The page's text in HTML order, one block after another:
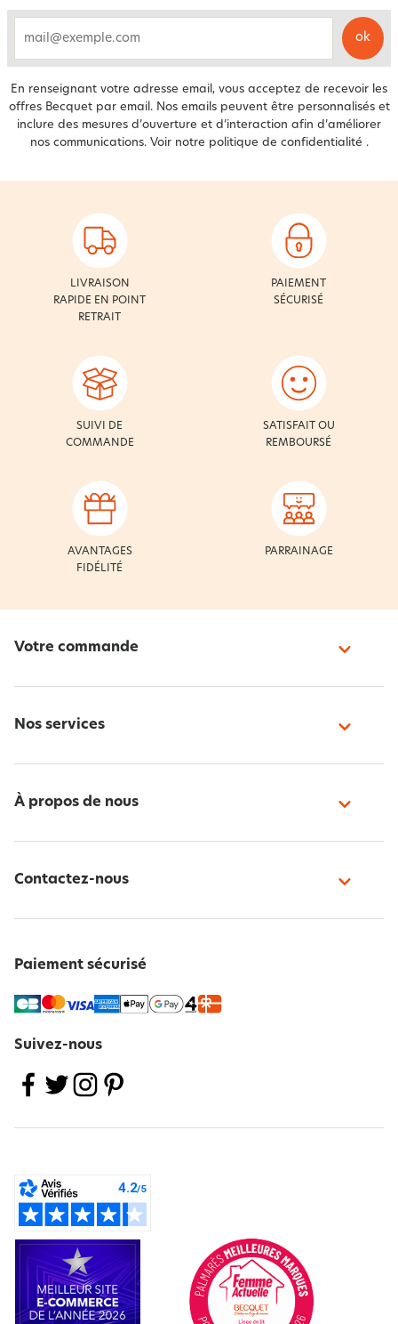
ok
En renseignant votre adresse email, vous acceptez de recevoir les
offres Becquet par email. Nos emails peuvent être personnalisés et
inclure des mesures d’ouverture et d’interaction afin d’améliorer
nos communications. Voir notre politique de confidentialité .
LIVRAISON
RAPIDE EN POINT
RETRAIT
PAIEMENT
SÉCURISÉ
SUIVI DE
COMMANDE
SATISFAIT OU
REMBOURSÉ
AVANTAGES
FIDÉLITÉ
PARRAINAGE
Votre commande
Nos services
À propos de nous
Contactez-nous
Paiement sécurisé
Suivez-nous